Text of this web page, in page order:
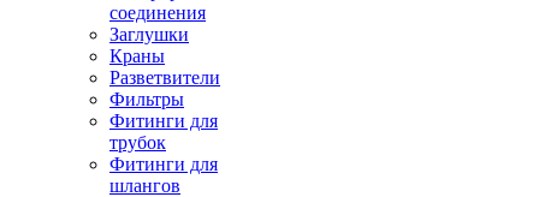
соединения
Заглушки
Краны
Разветвители
Фильтры
Фитинги для
трубок
Фитинги для
шлангов